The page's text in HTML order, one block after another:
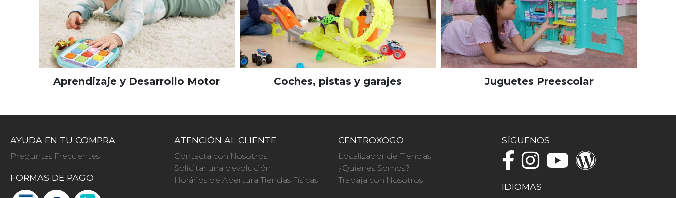
Aprendizaje y Desarrollo Motor Coches, pistas y garajes Juguetes Preescolar
AYUDA EN TU COMPRA
Preguntas Frecuentes
FORMAS DE PAGO
ATENCIÓN AL CLIENTE
Contacta con Nosotros
Solicitar una devolución
Horários de Apertura Tiendas Físicas
CENTROXOGO
Localizador de Tiendas
¿Quienes Somos?
Trabaja con Nosotros
SÍGUENOS
IDIOMAS